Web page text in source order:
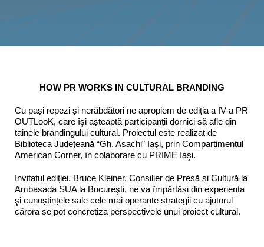
HOW PR WORKS IN CULTURAL BRANDING
Cu pași repezi și nerăbdători ne apropiem de ediția a IV-a PR
OUTLooK, care îşi așteaptă participanții dornici să afle din
tainele brandingului cultural. Proiectul este realizat de
Biblioteca Judeţeană “Gh. Asachi” Iaşi, prin Compartimentul
American Corner, în colaborare cu PRIME Iaşi.
Invitatul ediției, Bruce Kleiner, Consilier de Presă și Cultură la
Ambasada SUA la Bucureşti, ne va împărtăși din experiența
şi cunoștințele sale cele mai operante strategii cu ajutorul
cărora se pot concretiza perspectivele unui proiect cultural.